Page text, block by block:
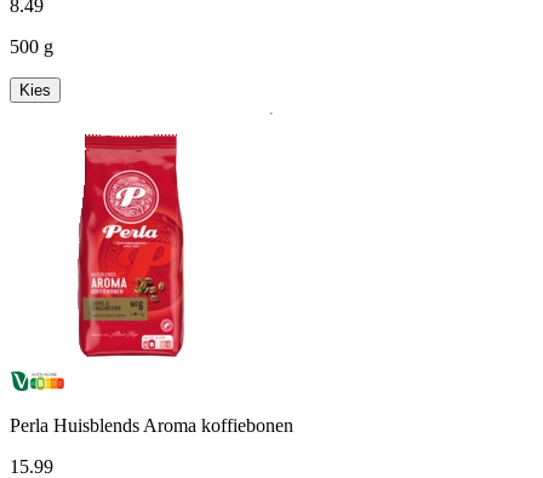
8.49
500 g
Kies
Perla Huisblends Aroma koffiebonen
15.99